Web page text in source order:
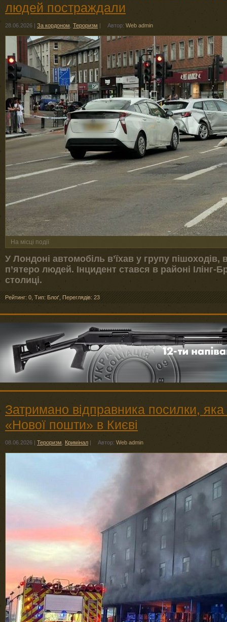
людей постраждали
28.06.2026 | За кордоном Тероризм | Автор: Web admin
На місці події
У Лондоні автомобіль в’їхав у групу
п’ятеро людей. Інцидент стався в районі Ілінг-
столиці.
Рейтинг: 0 Тип: Блоґ Переглядів: 23
Затримано відправника посилки,
«Нової пошти» в Києві
08.06.2026 | Тероризм Кримінал | Автор: Web admin